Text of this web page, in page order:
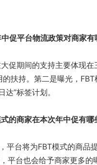
中促平台物流政策对商家
促期间的支持主要体现
的扶持。第二是曝光，
达”标签计划。
的商家在本次年中促有哪
平台将为FBT模式的商品
平台也会给予商家更多的